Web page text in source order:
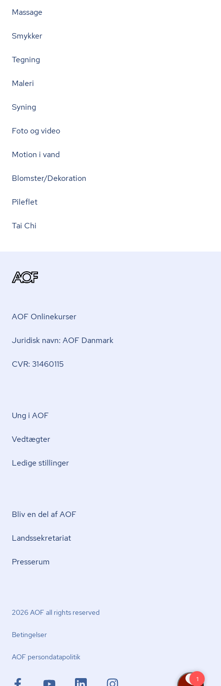
Massage
Smykker
Tegning
Maleri
Syning
Foto og video
Motion i vand
Blomster/Dekoration
Pileflet
Tai Chi
AOF Onlinekurser
Juridisk navn: AOF Danmark
CVR: 31460115
Ung i AOF
Vedtægter
Ledige stillinger
Bliv en del af AOF
Lands­se­kre­ta­ri­at
Presserum
2026 AOF all rights reserved
Betingelser
AOF per­son­da­ta­po­li­tik